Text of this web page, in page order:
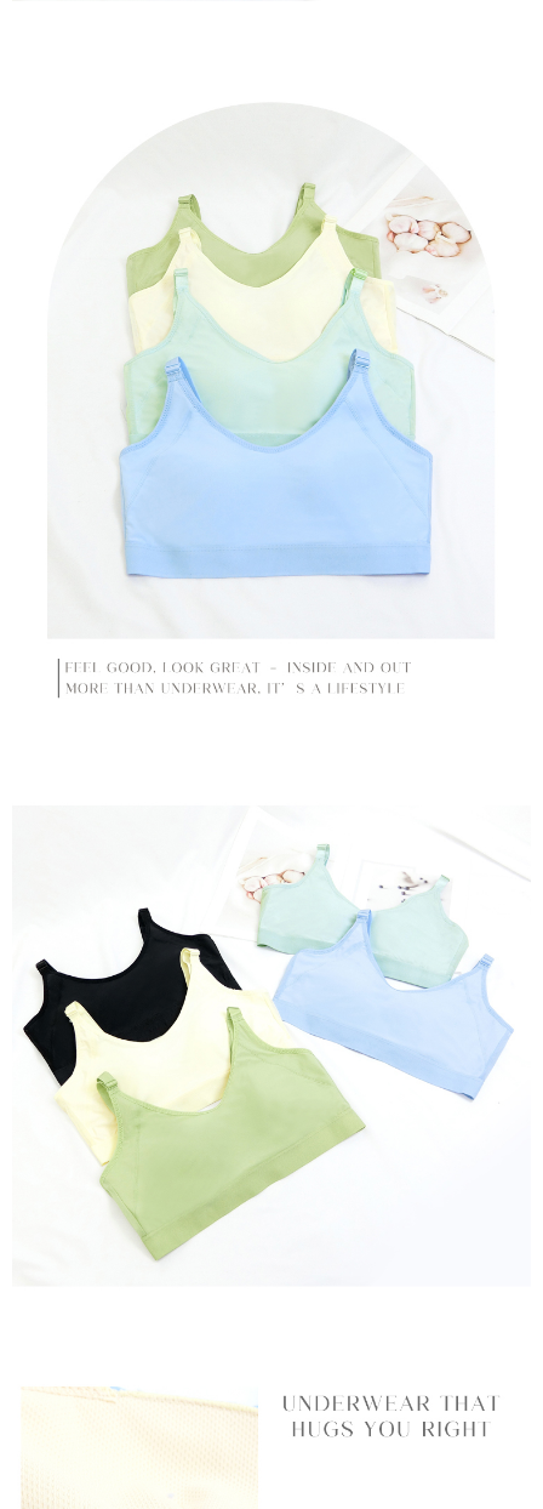
transaksi Gogo, selepas pengesahan nombor telefon, pilih bilangan
ansuran yang diingini, tarikh akhir pembayaran, dan setelah
adalah berdasarkan halaman pengesahan transaksi seterusnya.
4. Dalam masa 30 minit selepas pesanan ditubuhkan, jika tidak pergi
untuk mengesahkan transaksi atau jika tidak lulus semakan, pesanan
akan dibatalkan secara automatik. Jika terdapat situasi "pindah untuk
semakan khusus" yang tidak lulus, ini menunjukkan bahawa sistem
penilaian tidak mencukupi, tiada penjelasan mengenai kandungan
penilaian boleh diberikan.
【Penerangan Kaedah Pembayaran】
1. Pembayaran ansuran tidak digabungkan dalam bil telekomunikasi,
"Pembayaran Ansuran Gogo" akan menghantar SMS peringatan
pembayaran selepas tarikh penyelesaian bulanan.
2. Melalui pautan SMS untuk membuka bil, anda boleh memilih untuk
【Nota Penting】
perkhidmatan ini semasa transaksi, dan kedai akan menyerahkan hak
tuntutan harga jual/beli ansuran kepada syarikat ini untuk membayar bil
menggunakan bil syarikat ini.
2. Berdasarkan tujuan kontrak persetujuan pembayaran menggunakan
pautan berikut: https://oppay.tw/userRule